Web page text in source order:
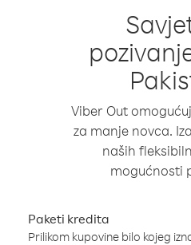
Viber Out
za manje novca.
naših
mogućnosti
Paketi kredita
Prilikom kupovine bilo kojeg